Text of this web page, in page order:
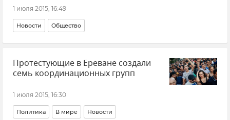
1 июля 2015, 16:49
Новости Общество
Протестующие в Ереване создали
семь координационных групп
1 июля 2015, 16:30
Политика В мире Новости